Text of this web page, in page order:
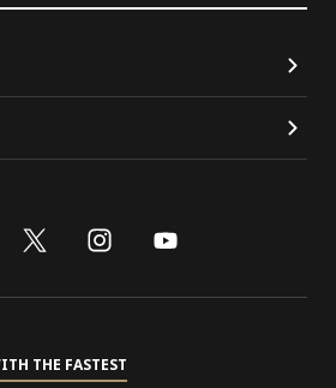
x-twitter
instagram
youtube
THE FASTEST